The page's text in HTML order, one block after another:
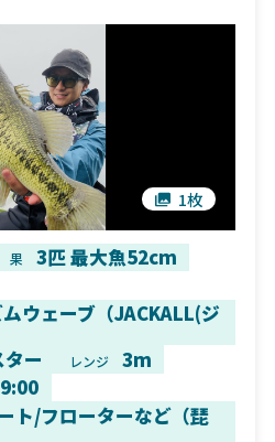
1枚
果 3匹 最大魚52cm
ムウェーブ（JACKALL(ジ
ー レンジ 3m
ト/フローターなど（琵